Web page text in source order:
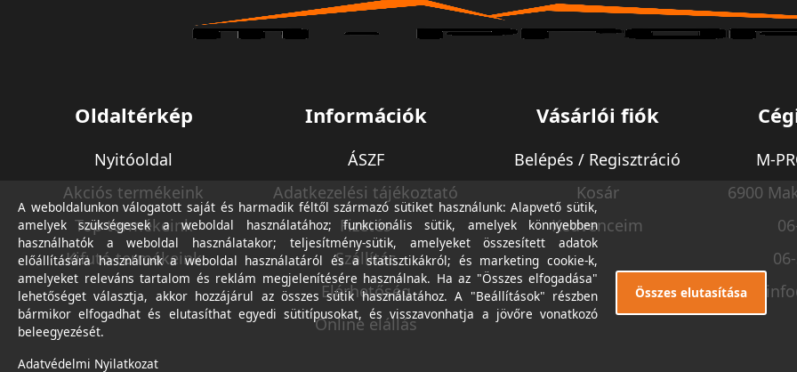
Oldaltérkép
Nyitóoldal
Akciós termékeink
Top termékeink
Kifutó termékeink
Információk
ÁSZF
Adatkezelési tájékoztató
Fizetés
Szállítás
Elérhetőség
Online elállás
Vásárlói fiók
Belépés / Regisztráció
Kosár
Kedvenceim
M-
6900
A weboldalunkon válogatott saját és harmadik féltől származó sütiket használunk: Alapvető sütik,
amelyek szükségesek a weboldal használatához; funkcionális sütik, amelyek könnyebben
használhatók a weboldal használatakor; teljesítmény-sütik, amelyeket összesített adatok
előállítására használunk a weboldal használatáról és a statisztikákról; és marketing cookie-k,
amelyeket releváns tartalom és reklám megjelenítésére használnak. Ha az "Összes elfogadása"
lehetőséget választja, akkor hozzájárul az összes sütik használatához. A "Beállítások" részben
bármikor elfogadhat és elutasíthat egyedi sütitípusokat, és visszavonhatja a jövőre vonatkozó
beleegyezését.
Adatvédelmi Nyilatkozat
Összes elutasítása